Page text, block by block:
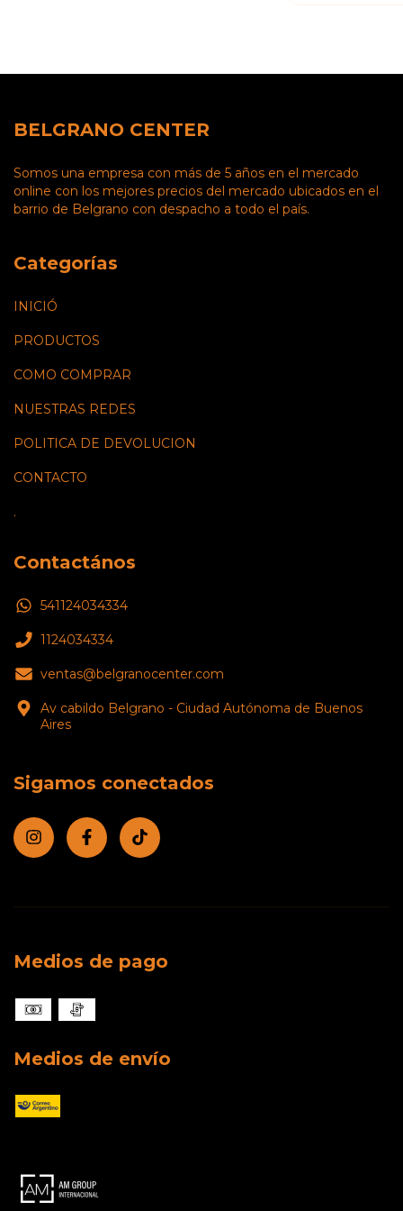
BELGRANO CENTER
Somos una empresa con más de 5 años en el mercado
online con los mejores precios del mercado ubicados en el
barrio de Belgrano con despacho a todo el país.
Categorías
INICIÓ
PRODUCTOS
COMO COMPRAR
NUESTRAS REDES
POLITICA DE DEVOLUCION
CONTACTO
.
Contactános
541124034334
1124034334
ventas@belgranocenter.com
Av cabildo Belgrano - Ciudad Autónoma de Buenos
Aires
Sigamos conectados
Medios de pago
Medios de envío